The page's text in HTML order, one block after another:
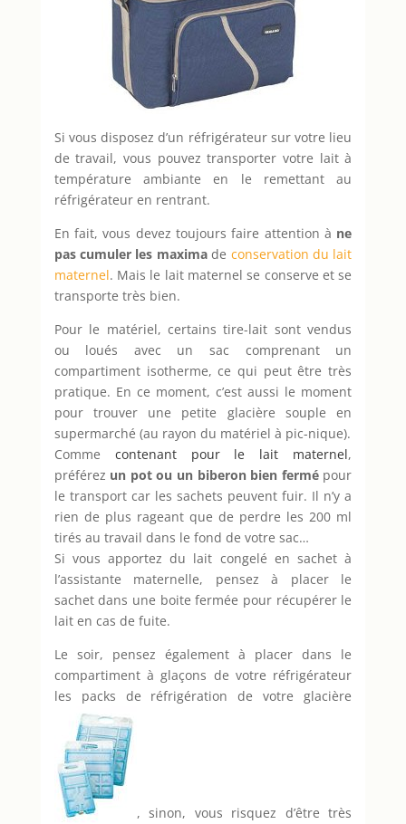
Si vous disposez d’un réfrigérateur sur votre lieu
de travail, vous pouvez transporter votre lait à
température ambiante en le remettant au
réfrigérateur en rentrant.
En fait, vous devez toujours faire attention à ne
pas cumuler les maximade conservation du lait
maternel. Mais le lait maternel se conserve et se
transporte très bien.
Pour le matériel, certains tire-lait sont vendus
ou loués avec un sac comprenant un
compartiment isotherme, ce qui peut être très
pratique. En ce moment, c’est aussi le moment
pour trouver une petite glacière souple en
supermarché (au rayon du matériel à pic-nique).
Comme contenant pour le lait maternel,
préférez un pot ou un biberon bien fermé pour
le transport car les sachets peuvent fuir. Il n’y a
rien de plus rageant que de perdre les 200 ml
tirés au travail dans le fond de votre sac…
Si vous apportez du lait congelé en sachet à
l’assistante maternelle, pensez à placer le
sachet dans une boite fermée pour récupérer le
lait en cas de fuite.
Le soir, pensez également à placer dans le
compartiment à glaçons de votre réfrigérateur
les packs de réfrigération de votre glacière
, sinon, vous risquez d’être très